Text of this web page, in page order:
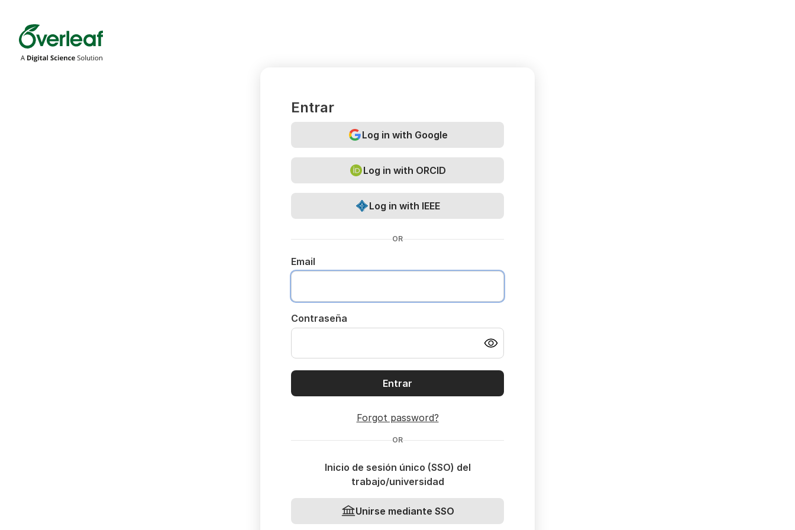
Overleaf
Entrar
Log in with Google
Log in with ORCID
Log in with IEEE
OR
Email
Contraseña
Entrar
Forgot password?
OR
Inicio de sesión único (SSO) del
trabajo/universidad
Unirse mediante SSO